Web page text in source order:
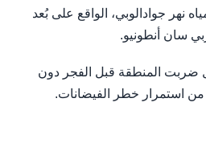
نهر جوادالوبي، الواقع على بُعد
ضربت المنطقة قبل الفجر دون
استمرار خطر الفيضانات.